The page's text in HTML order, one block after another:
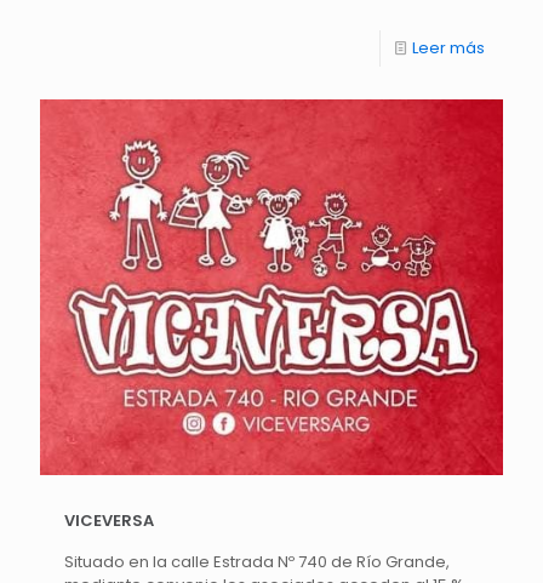
Leer más
VICEVERSA
Situado en la calle Estrada Nº 740 de Río Grande,